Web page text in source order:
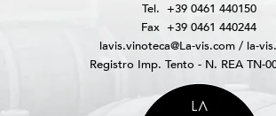
Tel. +39 0461 440150
Fax +39 0461 440244
lavis.vinoteca@La-vis.com/ la-
Registro Imp. Tento - N. REA TN-